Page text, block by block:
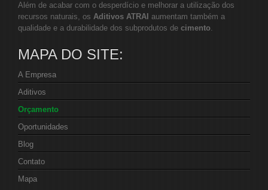
Além de acabar com o desperdício e melhorar a utilização dos
recursos naturais, os Aditivos ATRAI aumentam também a
qualidade e a durabilidade dos subprodutos de cimento.
MAPA DO SITE:
A Empresa
Aditivos
Orçamento
Oportunidades
Blog
Contato
Mapa